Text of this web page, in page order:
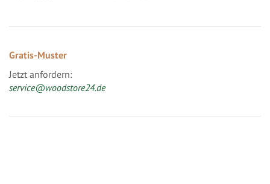
Gratis-Muster
Jetzt anfordern:
service@woodstore24.de